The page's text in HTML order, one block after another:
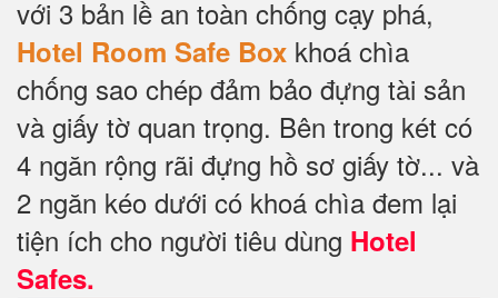
với 3 bản lề an toàn chống cạy phá,
Hotel Room Safe Box khoá chìa
chống sao chép đảm bảo đựng tài sản
và giấy tờ quan trọng. Bên trong két có
4 ngăn rộng rãi đựng hồ sơ giấy tờ... và
2 ngăn kéo dưới có khoá chìa đem lại
tiện ích cho người tiêu dùng Hotel
Safes.